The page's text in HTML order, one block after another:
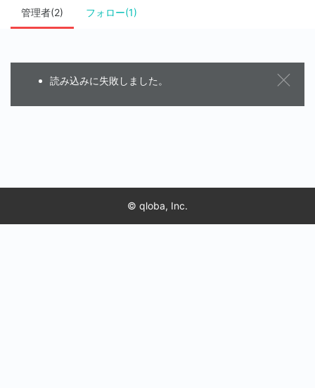
管理者(2) フォロー(1)
読み込みに失敗しました。
© qloba, Inc.